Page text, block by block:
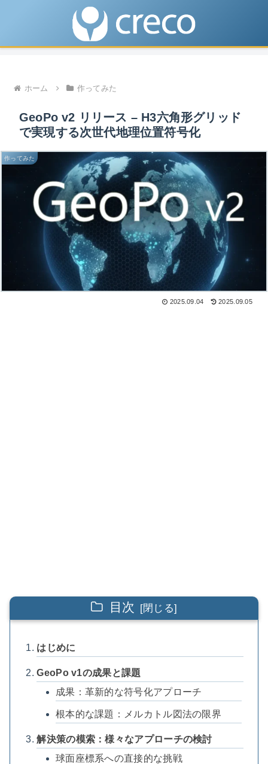
ホーム 作ってみた
GeoPo v2 リリース – H3六角形グリッド
で実現する次世代地理位置符号化
作ってみた
2025.09.04 2025.09.05
目次
はじめに
GeoPo v1の成果と課題
成果：革新的な符号化アプローチ
根本的な課題：メルカトル図法の限界
解決策の模索：様々なアプローチの検討
球面座標系への直接的な挑戦